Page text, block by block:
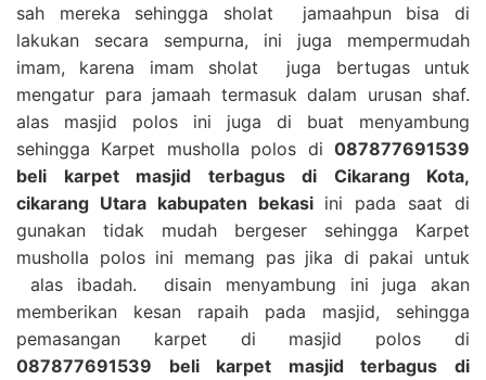
sah mereka sehingga sholat jamaahpun bisa di
lakukan secara sempurna, ini juga mempermudah
imam, karena imam sholat juga bertugas untuk
mengatur para jamaah termasuk dalam urusan shaf.
alas masjid polos ini juga di buat menyambung
sehingga Karpet musholla polos di 087877691539
beli karpet masjid terbagus di Cikarang Kota,
cikarang Utara kabupaten bekasiini pada saat di
gunakan tidak mudah bergeser sehingga Karpet
musholla polos ini memang pas jika di pakai untuk
alas ibadah. disain menyambung ini juga akan
memberikan kesan rapaih pada masjid, sehingga
pemasangan karpet di masjid polos di
087877691539 beli karpet masjid terbagus di